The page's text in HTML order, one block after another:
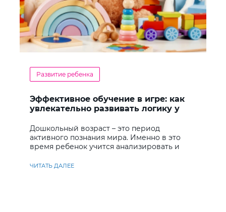
Развитие ребенка
Эффективное обучение в игре: как
увлекательно развивать логику у
Дошкольный возраст – это период
активного познания мира. Именно в это
время ребенок учится анализировать и
ЧИТАТЬ ДАЛЕЕ